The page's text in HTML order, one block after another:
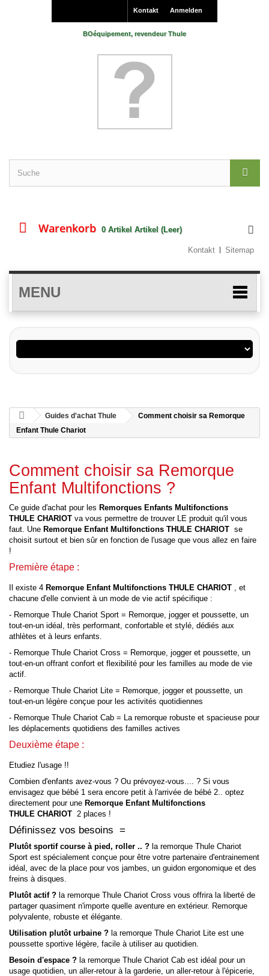
Anmelden
Kontakt
BOéquipement, revendeur Thule
Warenkorb 0 Artikel Artikel (Leer)
Kontakt Sitemap
MENU
Guides d'achat Thule
Comment choisir sa Remorque
Enfant Thule Chariot
Comment choisir sa Remorque
Enfant Multifonctions ?
Ce guide d'achat pour les Remorques Enfants Multifonctions
THULE CHARIOT va vous permettre de trouver LE produit qu'il vous
faut. Une Remorque Enfant Multifonctions THULE CHARIOT se
choisit surtout et bien sûr en fonction de l'usage que vous allez en faire
!
Première étape :
Il existe 4 Remorque Enfant Multifonctions THULE CHARIOT , et
chacune d'elle convient à un mode de vie actif spécifique :
- Remorque Thule Chariot Sport = Remorque, jogger et poussette, un
tout-en-un idéal, très performant, confortable et stylé, dédiés aux
athlètes et à leurs enfants.
- Remorque Thule Chariot Cross = Remorque, jogger et poussette, un
tout-en-un offrant confort et flexibilité pour les familles au mode de vie
actif.
- Remorque Thule Chariot Lite = Remorque, jogger et poussette, un
tout-en-un légère conçue pour les activités quotidiennes
- Remorque Thule Chariot Cab = La remorque robuste et spacieuse pour
les déplacements quotidiens des familles actives
Deuxième étape :
Etudiez l'usage !!
Combien d'enfants avez-vous ? Ou prévoyez-vous.... ? Si vous
envisagez que bébé 1 sera encore petit à l'arrivée de bébé 2.. optez
directement pour une Remorque Enfant Multifonctions
THULE CHARIOT 2 places !
Définissez vos besoins =
Plutôt sportif course à pied, roller .. ? la remorque Thule Chariot
Sport est spécialement conçue pour être votre partenaire d'entrainement
idéal, avec de la place pour vos jambes, un guidon ergonomique et des
freins à disques.
Plutôt actif ? la remorque Thule Chariot Cross vous offrira la liberté de
partager quasiment n'importe quelle aventure en extérieur. Remorque
polyvalente, robuste et élégante.
Utilisation plutôt urbaine ? la remorque Thule Chariot Lite est une
poussette sportive légère, facile à utiliser au quotidien.
Besoin d'espace ? la remorque Thule Chariot Cab est idéal pour un
usage quotidien, un aller-retour à la garderie, un aller-retour à l'épicerie,